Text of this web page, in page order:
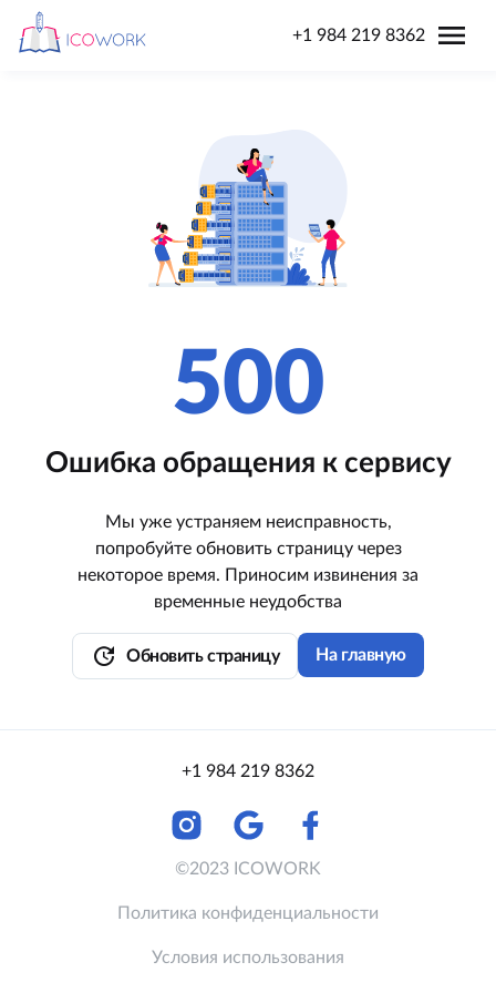
+1 984 219 8362 menu
500
Ошибка обращения к сервису
Мы уже устраняем неисправность,
попробуйте обновить страницу через
некоторое время. Приносим извинения за
временные неудобства
update Обновить страницу На главную
+1 984 219 8362
©2023 ICOWORK
Политика конфиденциальности
Условия использования